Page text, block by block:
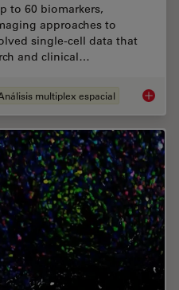
to 60 biomarkers,
approaches to
single-cell data that
and clinical…
multiplex espacial